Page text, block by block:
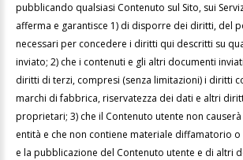
pubblicando qualsiasi Contenuto sul Sito, sui
afferma e garantisce 1) di disporre dei diritti, del
necessari per concedere i diritti qui descritti su
inviato; 2) che i contenuti e gli altri documenti
diritti di terzi, compresi (senza limitazioni) i diritti
marchi di fabbrica, riservatezza dei dati e altri
proprietari; 3) che il Contenuto utente non
entità e che non contiene materiale diffamatorio o
e la pubblicazione del Contenuto utente e di altri